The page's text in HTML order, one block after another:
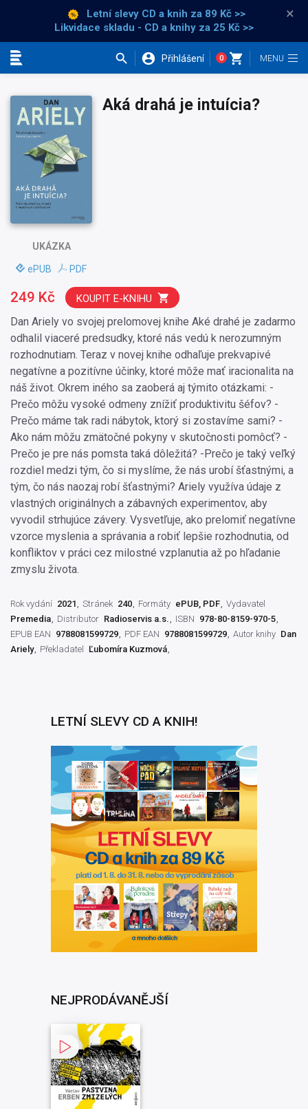
Letní slevy CD a knih za 89 Kč >>
Likvidace skladu - CD a knihy za 25 Kč >>
×
Přihlášení 0
UKÁZKA
ePUB PDF
Aká drahá je intuícia?
Dan Ariely vo svojej prelomovej knihe Aké drahé je zadarmo
odhalil viaceré predsudky, ktoré nás vedú k nerozumným
rozhodnutiam. Teraz v novej knihe odhaľuje prekvapivé
negatívne a pozitívne účinky, ktoré môže mať iracionalita na
náš život. Okrem iného sa zaoberá aj týmito otázkami: -
Prečo môžu vysoké odmeny znížiť produktivitu šéfov? -
Prečo máme tak radi nábytok, ktorý si zostavíme sami? -
Ako nám môžu zmätočné pokyny v skutočnosti pomôcť? -
Prečo je pre nás pomsta taká dôležitá? -Prečo je taký veľký
rozdiel medzi tým, čo si myslíme, že nás urobí šťastnými, a
tým, čo nás naozaj robí šťastnými? Ariely využíva údaje z
vlastných originálnych a zábavných experimentov, aby
vyvodil strhujúce závery. Vysvetľuje, ako prelomiť negatívne
vzorce myslenia a správania a robiť lepšie rozhodnutia, od
konfliktov v práci cez milostné vzplanutia až po hľadanie
zmyslu života.
249 Kč KOUPIT E-KNIHU
Rok vydání 2021 Stránek 240 Formáty ePUB, PDF Vydavatel
Premedia
Distributor Radioservis a.s. ISBN 978-80-8159-970-5
EPUB EAN 9788081599729 PDF EAN 9788081599729 Autor knihy Dan
Ariely
Překladatel Ľubomíra Kuzmová
LETNÍ SLEVY CD A KNIH!
NEJPRODÁVANĚJŠÍ